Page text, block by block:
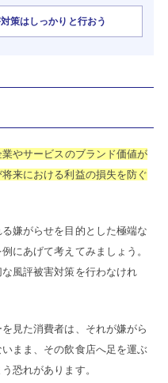
策はしっかりと行おう
業やサービスのブランド価値が
来における利益の損失を防ぐ
嫌がらせを目的とした極端な
にあげて考えてみましょう。
風評被害対策を行わなけれ
見た消費者は、それが嫌がら
まま、その飲食店へ足を運ぶ
恐れがあります。